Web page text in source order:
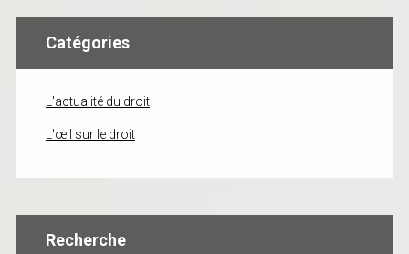
Catégories
L'actualité du droit
L'œil sur le droit
Recherche